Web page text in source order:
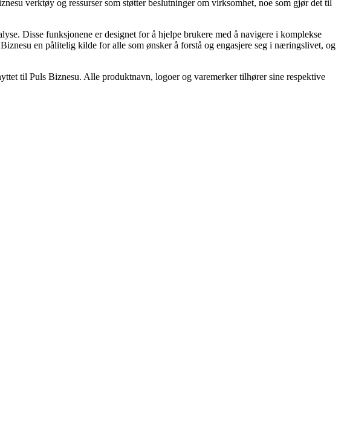
verktøy og ressurser som støtter beslutninger om virksomhet, noe som gjør det til
Disse funksjonene er designet for å hjelpe brukere med å navigere i komplekse
en pålitelig kilde for alle som ønsker å forstå og engasjere seg i næringslivet, og
til Puls Biznesu. Alle produktnavn, logoer og varemerker tilhører sine respektive